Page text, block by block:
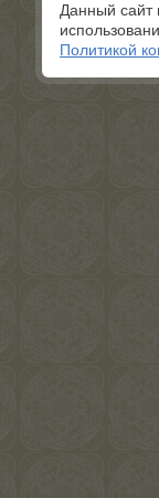
Данный сайт
Политикой